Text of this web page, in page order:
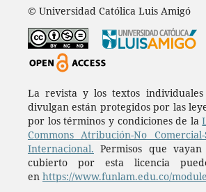
© Universidad Católica Luis Amigó
La revista y los textos
divulgan están protegidos por las
por los términos y condiciones de la
Commons Atribución-No
Internacional. Permisos que
cubierto por esta licencia
en https://www.funlam.edu.co/